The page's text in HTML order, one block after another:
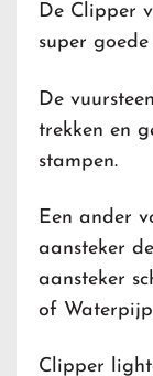
De Clipper
super
De
trekken en
stampen.
Een ander
aansteker
aansteker
of
Clipper